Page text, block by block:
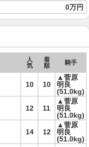
0万円
人
気
着
順
騎手
10 10
▲菅原
明良
(51.0kg)
12 11
▲菅原
明良
(51.0kg)
14 12
▲菅原
明良
(51.0kg)